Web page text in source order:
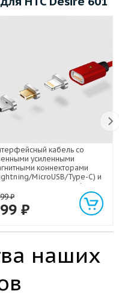
кабель со
усиленными
коннекторами
MicroUSB/Type-C) и
индикатором 1м
₽
₽
наших